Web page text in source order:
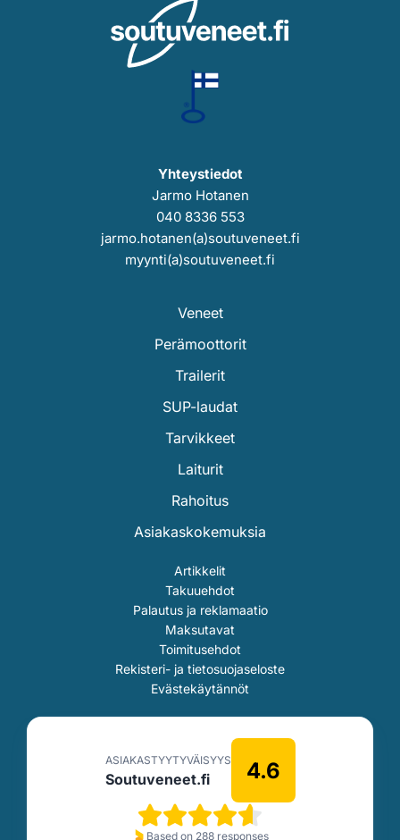
Yhteystiedot
Jarmo Hotanen
040 8336 553
jarmo.hotanen(a)soutuveneet.fi
myynti(a)soutuveneet.fi
Veneet
Perämoottorit
Trailerit
SUP-laudat
Tarvikkeet
Laiturit
Rahoitus
Asiakaskokemuksia
Artikkelit
Takuuehdot
Palautus ja reklamaatio
Maksutavat
Toimitusehdot
Rekisteri- ja tietosuojaseloste
Evästekäytännöt
ASIAKASTYYTYVÄISYYS
Soutuveneet.fi 4.6
Based on 288 responses